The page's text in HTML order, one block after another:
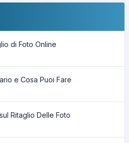
di Foto Online
e Cosa Puoi Fare
Ritaglio Delle Foto